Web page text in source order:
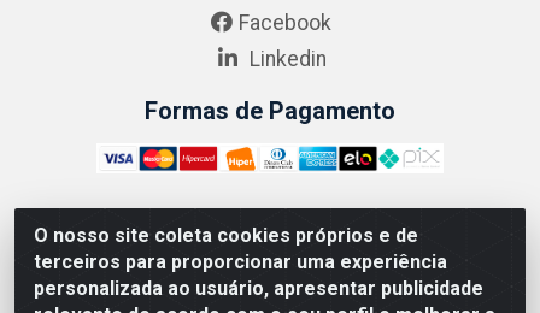
O nosso site coleta cookies próprios e de
terceiros para proporcionar uma experiência
personalizada ao usuário, apresentar publicidade
Facebook
Linkedin
Formas de Pagamento
ABRASEG COMÉRCIO ATACADISTA LTDA - CNPJ:
10.894.768/0001-00 - Avenida Lobo Júnior, 1045 -
Penha Circular - Rio de Janeiro - RJ - CEP 21020-124